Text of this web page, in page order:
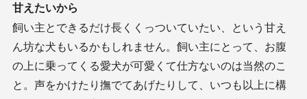
甘えたいから
飼い主とできるだけ長くくっついていたい、という甘え
ん坊な犬もいるかもしれません。飼い主にとって、お腹
の上に乗ってくる愛犬が可愛くて仕方ないのは当然のこ
と。声をかけたり撫でてあげたりして、いつも以上に構